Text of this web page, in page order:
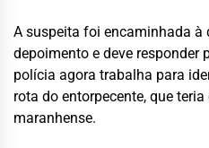
A suspeita foi encaminhada à
depoimento e deve responder
polícia agora trabalha para
rota do entorpecente, que
maranhense.